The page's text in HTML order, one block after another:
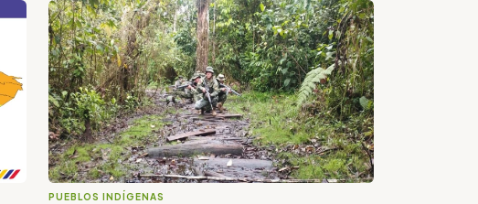
PUEBLOS INDÍGENAS